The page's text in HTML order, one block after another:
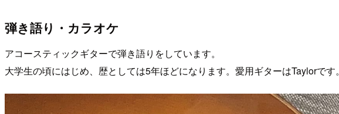
弾き語り・カラオケ
アコースティックギターで弾き語りをしています。
大学生の頃にはじめ、歴としては5年ほどになります。愛用ギターはTaylorです。